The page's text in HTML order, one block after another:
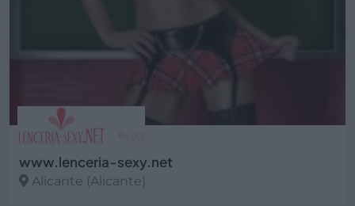
www.lenceria-sexy.net
Alicante (Alicante)